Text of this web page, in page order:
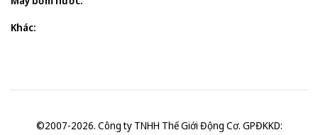
Khác:
©2007-2026. Công ty TNHH Thế Giới Động Cơ. GPĐKKD: